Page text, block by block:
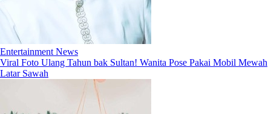
Entertainment News
Viral Foto Ulang Tahun bak Sultan! Wanita Pose Pakai Mobil Mewah
Latar Sawah